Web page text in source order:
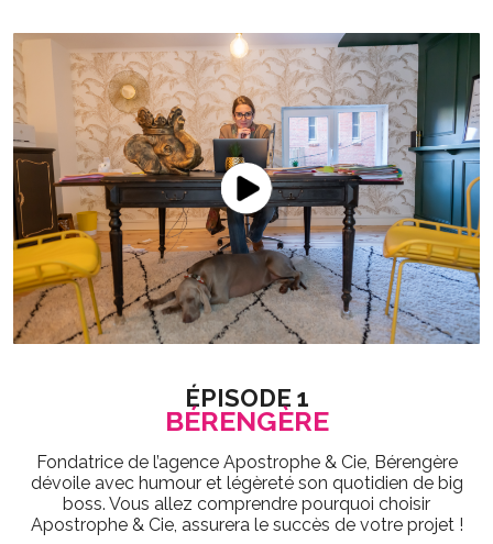
ÉPISODE 1
BÉRENGÈRE
Fondatrice de l’agence Apostrophe & Cie, Bérengère
dévoile avec humour et légèreté son quotidien de big
boss. Vous allez comprendre pourquoi choisir
Apostrophe & Cie, assurera le succès de votre projet !